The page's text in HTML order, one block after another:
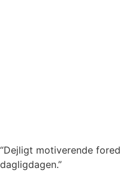
“Dejligt motiverende
dagligdagen.”